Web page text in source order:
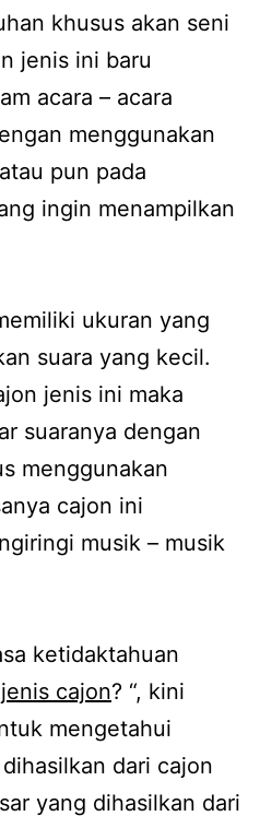
khusus akan seni
jenis ini baru
acara – acara
menggunakan
pun pada
ingin menampilkan
ukuran yang
suara yang kecil.
jenis ini maka
suaranya dengan
menggunakan
cajon ini
musik – musik
ketidaktahuan
jenis cajon? “, kini
mengetahui
dari cajon
yang dihasilkan dari